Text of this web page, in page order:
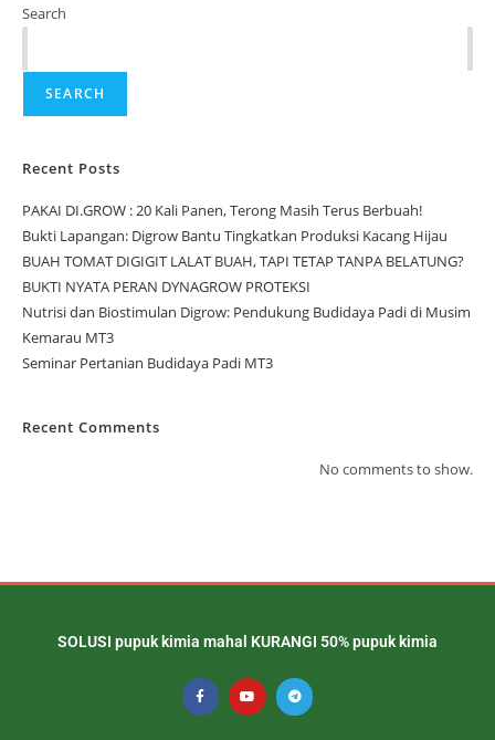
Search
SEARCH
Recent Posts
PAKAI DI.GROW : 20 Kali Panen, Terong Masih Terus Berbuah!
Bukti Lapangan: Digrow Bantu Tingkatkan Produksi Kacang Hijau
BUAH TOMAT DIGIGIT LALAT BUAH, TAPI TETAP TANPA BELATUNG?
BUKTI NYATA PERAN DYNAGROW PROTEKSI
Nutrisi dan Biostimulan Digrow: Pendukung Budidaya Padi di Musim
Kemarau MT3
Seminar Pertanian Budidaya Padi MT3
Recent Comments
No comments to show.
SOLUSI pupuk kimia mahal KURANGI 50% pupuk kimia